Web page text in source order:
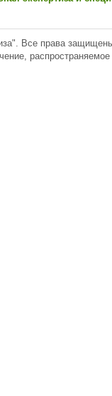
Все права